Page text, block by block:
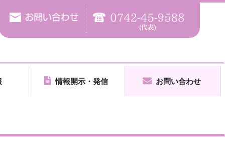
情報開示・発信 お問い合わせ